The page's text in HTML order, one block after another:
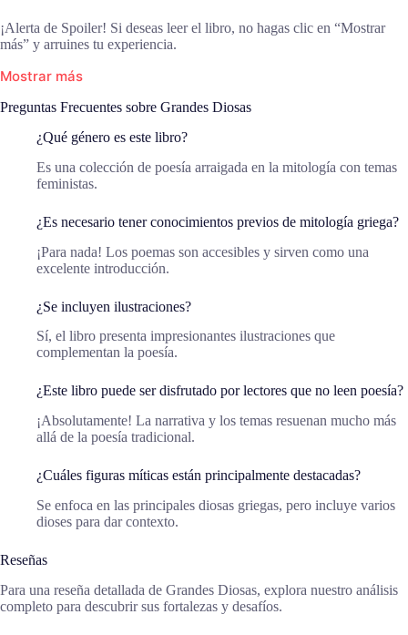
¡Alerta de Spoiler! Si deseas leer el libro, no hagas clic en “Mostrar
más” y arruines tu experiencia.
Mostrar más
Preguntas Frecuentes sobre Grandes Diosas
¿Qué género es este libro?
Es una colección de poesía arraigada en la mitología con temas
feministas.
¿Es necesario tener conocimientos previos de mitología griega?
¡Para nada! Los poemas son accesibles y sirven como una
excelente introducción.
¿Se incluyen ilustraciones?
Sí, el libro presenta impresionantes ilustraciones que
complementan la poesía.
¿Este libro puede ser disfrutado por lectores que no leen poesía?
¡Absolutamente! La narrativa y los temas resuenan mucho más
allá de la poesía tradicional.
¿Cuáles figuras míticas están principalmente destacadas?
Se enfoca en las principales diosas griegas, pero incluye varios
dioses para dar contexto.
Reseñas
Para una reseña detallada de Grandes Diosas, explora nuestro análisis
completo para descubrir sus fortalezas y desafíos.